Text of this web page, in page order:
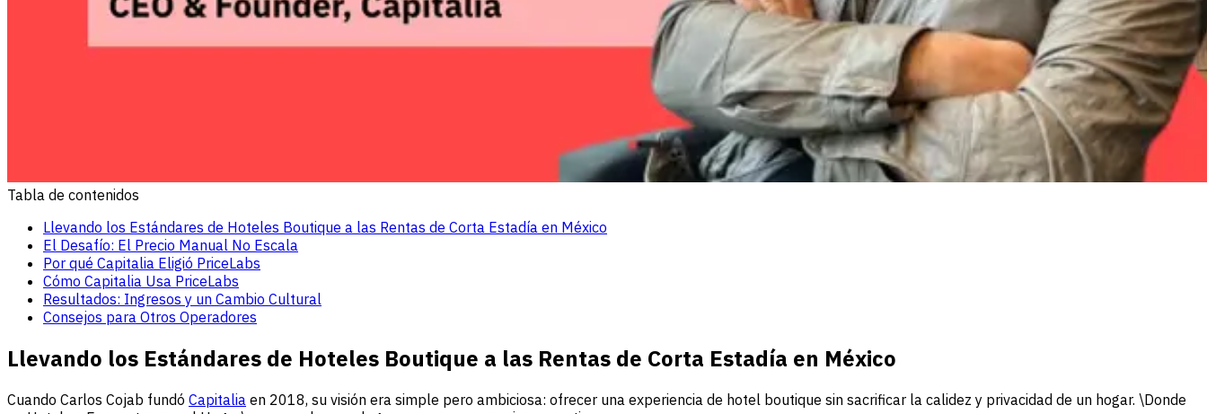
Tabla de contenidos
Llevando los Estándares de Hoteles Boutique a las Rentas de Corta Estadía en México
El Desafío: El Precio Manual No Escala
Por qué Capitalia Eligió PriceLabs
Cómo Capitalia Usa PriceLabs
Resultados: Ingresos y un Cambio Cultural
Consejos para Otros Operadores
Llevando los Estándares de Hoteles Boutique a las Rentas de Corta Estadía en México
Cuando Carlos Cojab fundó Capitalia en 2018, su visión era simple pero ambiciosa: ofrecer una experiencia de hotel boutique sin sacrificar la calidez y privacidad de un hogar. \Donde